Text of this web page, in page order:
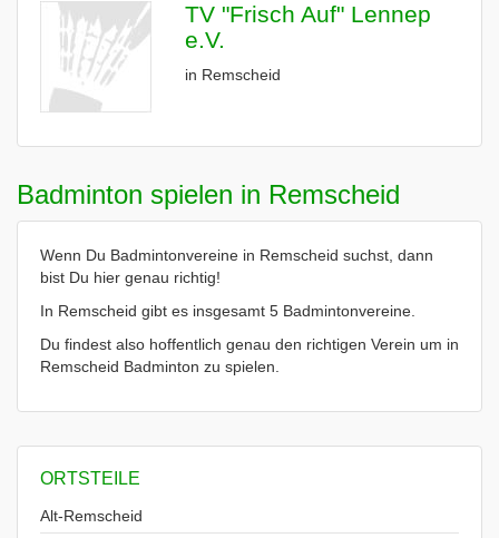
TV "Frisch Auf" Lennep
e.V.
in Remscheid
Badminton spielen in Remscheid
Wenn Du Badmintonvereine in Remscheid suchst, dann
bist Du hier genau richtig!
In Remscheid gibt es insgesamt 5 Badmintonvereine.
Du findest also hoffentlich genau den richtigen Verein um in
Remscheid Badminton zu spielen.
ORTSTEILE
Alt-Remscheid